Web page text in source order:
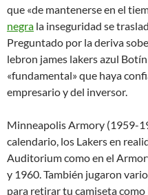
que «de mantenerse en el
negra la inseguridad se
Preguntado por la deriva
lebron james lakers azul
«fundamental» que haya
empresario y del inversor.
Minneapolis Armory (1959-
calendario, los Lakers en
Auditorium como en el
y 1960. También jugaron
para retirar tu camiseta